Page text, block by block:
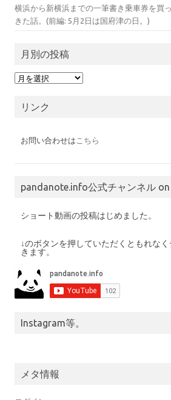
横浜から新横浜までの一筆書き乗車券を買
きた話。(前編: 5月2日は国府津の日。)
月別の投稿
月
別
リンク
お問い合わせは こちら
pandanote.info公式チャンネル
ショート動画の投稿はじめました。
↓のボタンを押していただくともれな
きます。
Instagram等。
メタ情報